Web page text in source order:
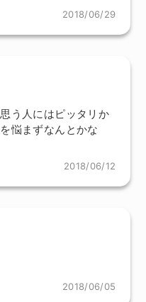
2018/06/29
う人にはピッタリか
悩まずなんとかな
2018/06/12
2018/06/05